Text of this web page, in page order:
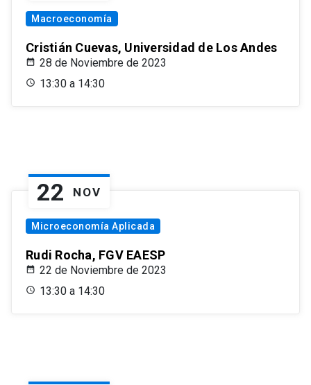
Macroeconomía
Cristián Cuevas, Universidad de Los Andes
28 de Noviembre de 2023
13:30 a 14:30
22 NOV
Microeconomía Aplicada
Rudi Rocha, FGV EAESP
22 de Noviembre de 2023
13:30 a 14:30